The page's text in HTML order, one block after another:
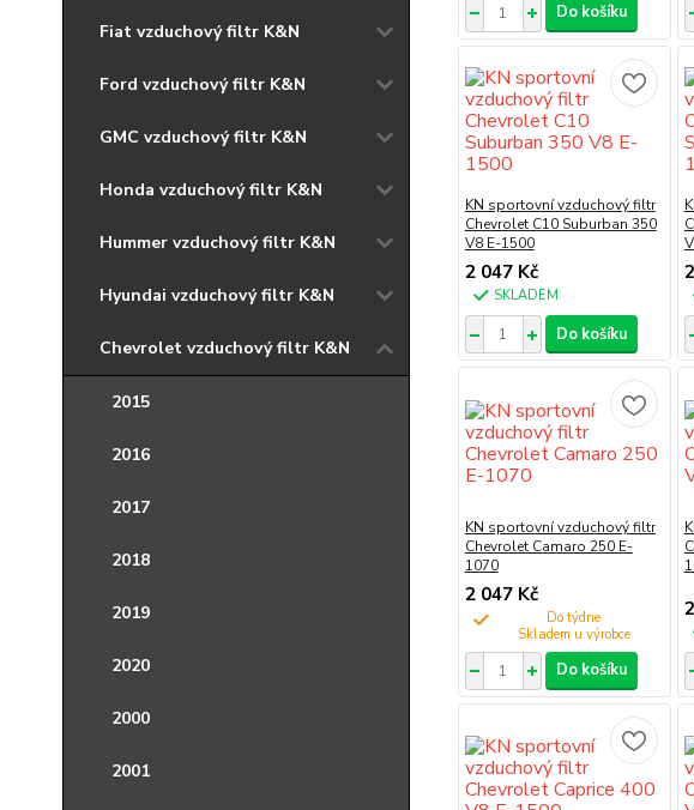
Fiat vzduchový filtr K&N
Ford vzduchový filtr K&N
GMC vzduchový filtr K&N
Honda vzduchový filtr K&N
Hummer vzduchový filtr K&N
Hyundai vzduchový filtr K&N
Chevrolet vzduchový filtr K&N
2015
2016
2017
2018
2019
2020
2000
2001
Do košíku
KN sportovní vzduchový filtr
Chevrolet C10 Suburban 350
V8 E-1500
2 047 Kč
SKLADEM
Do košíku
KN sportovní vzduchový filtr
Chevrolet Camaro 250 E-
1070
2 047 Kč
Do týdne
Do košíku